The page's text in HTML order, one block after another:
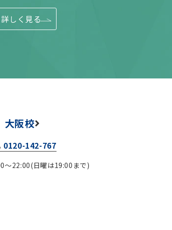
詳しく見る
大阪校
0120-142-767
～22:00(日曜は19:00まで)